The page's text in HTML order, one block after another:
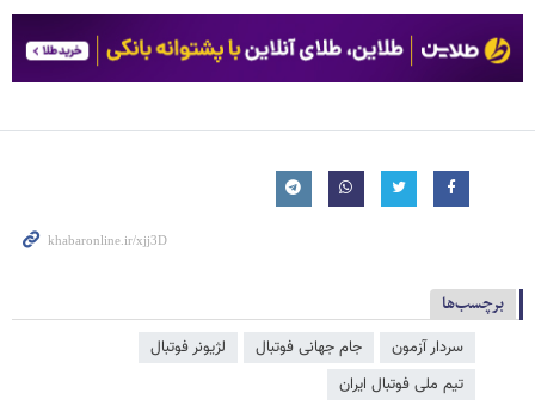
برچسب‌ها
سردار آزمون جام جهانی فوتبال
لژیونر فوتبال
تیم ملی فوتبال ایران